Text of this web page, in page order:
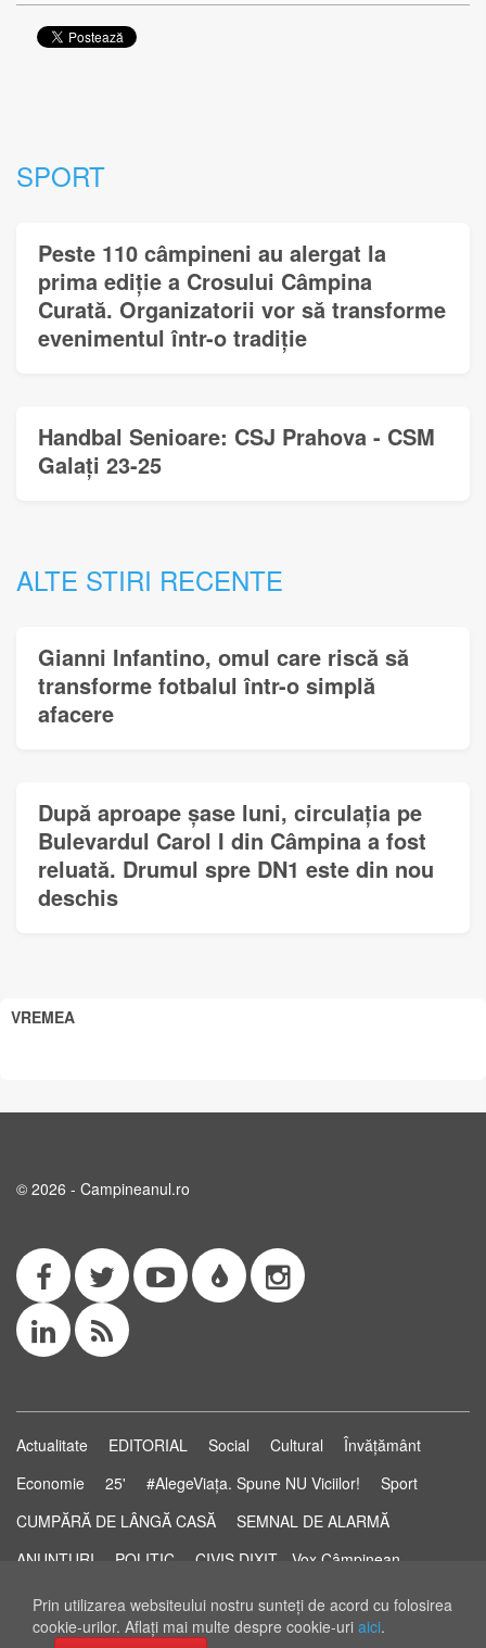
Prin utilizarea websiteului nostru sunteţi de acord cu folosirea
cookie-urilor. Aflaţi mai multe despre cookie-uri aici.
SPORT
Peste 110 câmpineni au alergat la
prima ediție a Crosului Câmpina
Curată. Organizatorii vor să transforme
evenimentul într-o tradiție
Handbal Senioare: CSJ Prahova - CSM
Galați 23-25
ALTE STIRI RECENTE
Gianni Infantino, omul care riscă să
transforme fotbalul într-o simplă
afacere
După aproape șase luni, circulația pe
Bulevardul Carol I din Câmpina a fost
reluată. Drumul spre DN1 este din nou
deschis
VREMEA
© 2026 - Campineanul.ro
Actualitate EDITORIAL Social Cultural
Învățământ
Economie
25' #AlegeViața. Spune NU Viciilor!
Sport
CUMPĂRĂ DE LÂNGĂ CASĂ
SEMNAL DE ALARMĂ
ANUNȚURI
POLITIC
CIVIS DIXIT - Vox Câmpinean
Știri...să știi!
Pastila de Sănătate
STUDIO ELECTORAL
RSS Feed